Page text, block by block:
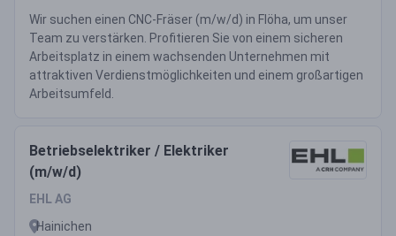
Wir suchen einen CNC-Fräser (m/w/d) in Flöha, um unser
Team zu verstärken. Profitieren Sie von einem sicheren
Arbeitsplatz in einem wachsenden Unternehmen mit
attraktiven Verdienstmöglichkeiten und einem großartigen
Arbeitsumfeld.
Betriebselektriker / Elektriker
(m/w/d)
EHL AG
Hainichen